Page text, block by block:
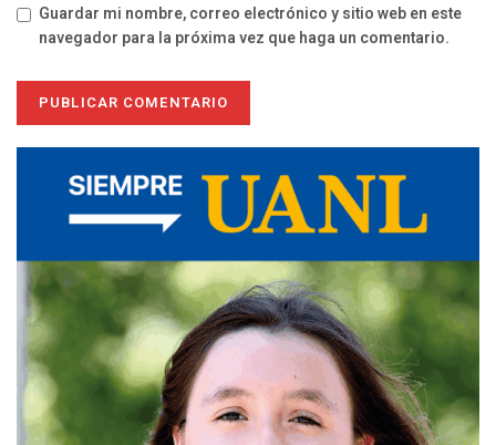
Guardar mi nombre, correo electrónico y sitio web en este
navegador para la próxima vez que haga un comentario.